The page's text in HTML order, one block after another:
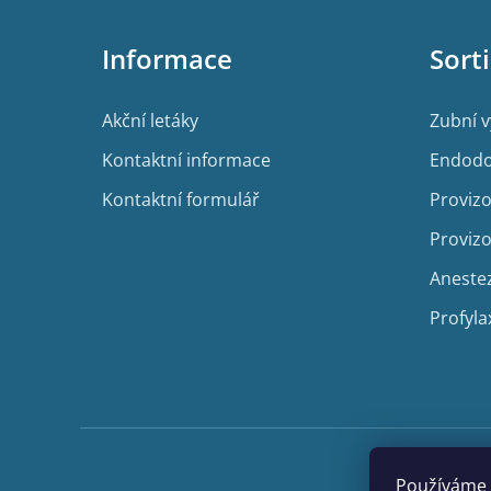
Informace
Akční letáky
Kontaktní informace
Kontaktní formulář
Zubní